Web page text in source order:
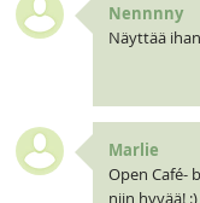
Nennnny
Näyttää
Marlie
Open Café-
niin hyvää! :)